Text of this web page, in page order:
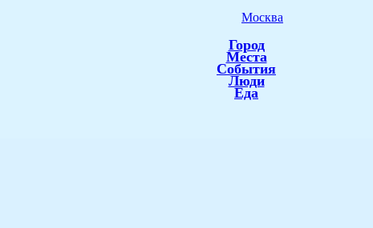
Москва
Город
Места
События
Люди
Еда